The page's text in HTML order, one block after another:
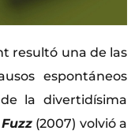
resultó una de las
espontáneos
la divertidísima
(2007) volvió a